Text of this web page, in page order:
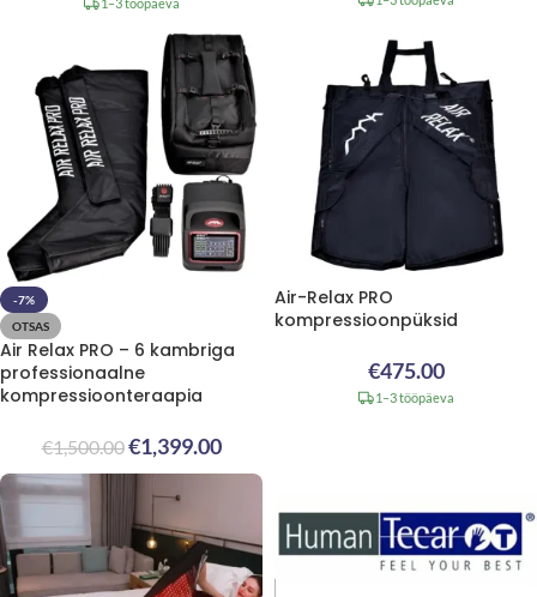
-7%
OTSAS
Air Relax PRO – 6 kambriga
professionaalne
kompressioonteraapia
€1,500.00€1,399.00
Air-Relax PRO
kompressioonpüksid
€475.00
1–3 tööpäeva